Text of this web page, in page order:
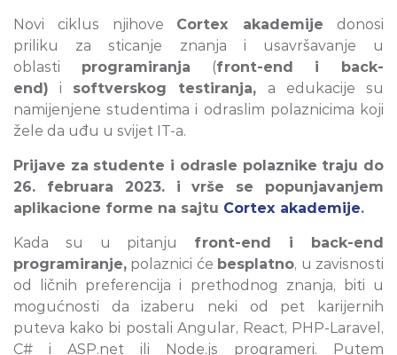
Novi ciklus njihove Cortex akademije donosi
priliku za sticanje znanja i usavršavanje u
oblasti programiranja (front-end i back-
end) i softverskog testiranja, a edukacije su
namijenjene studentima i odraslim polaznicima koji
žele da uđu u svijet IT-a.
Prijave za studente i odrasle polaznike traju do
26. februara 2023. i vrše se popunjavanjem
aplikacione forme na sajtu Cortex akademije.
Kada su u pitanju front-end i back-end
programiranje, polaznici će besplatno, u zavisnosti
od ličnih preferencija i prethodnog znanja, biti u
mogućnosti da izaberu neki od pet karijernih
puteva kako bi postali Angular, React, PHP-Laravel,
C# i ASP.net ili Node.js programeri. Putem